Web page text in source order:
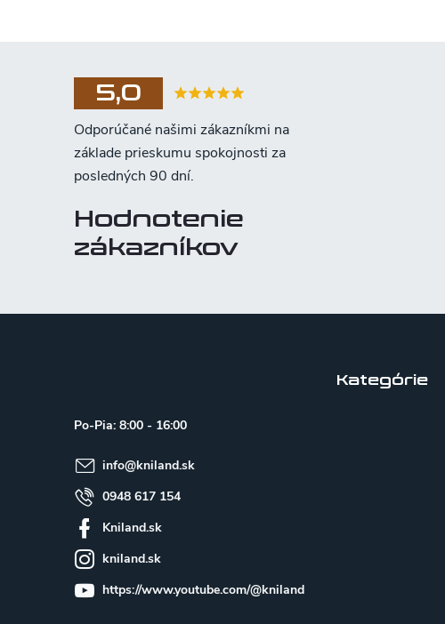
5,0
Hodnotenie
zákazníkov
Po-Pia: 8:00 - 16:00
info@kniland.sk
0948 617 154
Kniland.sk
kniland.sk
https://www.youtube.com/@kniland
Kategórie